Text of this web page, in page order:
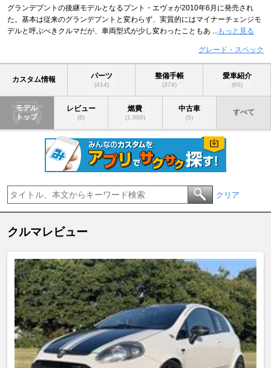
グランデプントの後継モデルとなるプント・エヴォが2010年6月に発売され
た。基本は従来のグランデプントと変わらず、実質的にはマイナーチェンジモ
デルと呼ぶべきクルマだが、車両型式が少し変わったこともあ ...
もっと見る
グレード・スペック
カスタム情報 パーツ
(414)
整備手帳
(379)
愛車紹介
(60)
モデル
トップ
レビュー
(6)
燃費
(1,000)
中古車
(5)
すべて
クリア
クルマレビュー